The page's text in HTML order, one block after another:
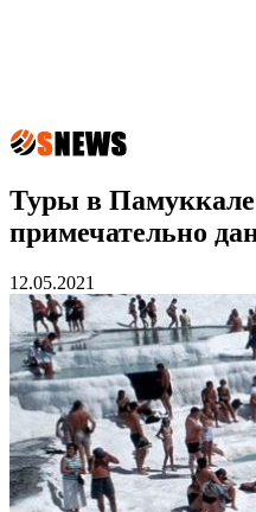
Туры в
примечательно
12.05.2021